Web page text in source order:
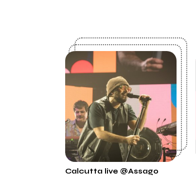
Calcutta live @Assago